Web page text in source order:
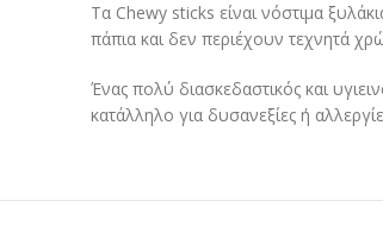
Τα Chewy sticks είναι νόστιμα
πάπια και δεν περιέχουν τεχνητά
Ένας πολύ διασκεδαστικός και
κατάλληλο για δυσανεξίες ή